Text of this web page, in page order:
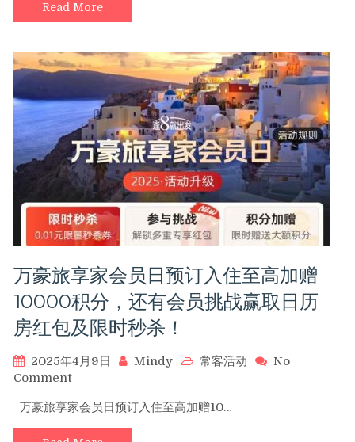
猪
双
全
球
行
节
爆
款
清
单，
里
程
家
荐
豪
华
酒
店
超
值
惠
Read More
万豪旅享家会员日预订入住至高加赠
10000积分，还有会员挑战赢取日历
房红包及限时秒杀！
2025年4月9日 Mindy 常客活动
No
Commenton
豪
旅
万豪旅享家会员日预订入住至高加赠10…